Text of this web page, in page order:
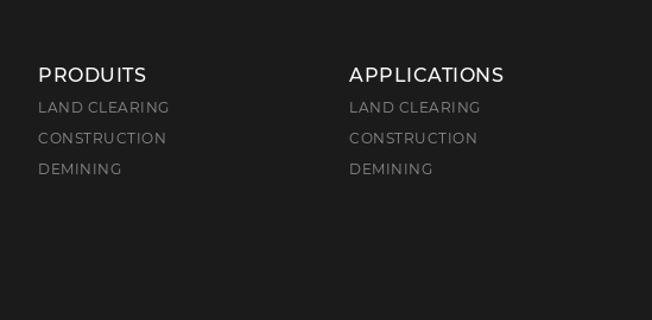
PRODUITS
LAND CLEARING
CONSTRUCTION
DEMINING
APPLICATIONS
LAND CLEARING
CONSTRUCTION
DEMINING